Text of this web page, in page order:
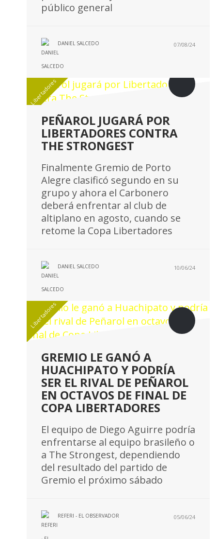
público general
DANIEL SALCEDO 07/08/24
Libertadores
PEÑAROL JUGARÁ POR
LIBERTADORES CONTRA
THE STRONGEST
Finalmente Gremio de Porto
Alegre clasificó segundo en su
grupo y ahora el Carbonero
deberá enfrentar al club de
altiplano en agosto, cuando se
retome la Copa Libertadores
DANIEL SALCEDO 10/06/24
Libertadores
GREMIO LE GANÓ A
HUACHIPATO Y PODRÍA
SER EL RIVAL DE PEÑAROL
EN OCTAVOS DE FINAL DE
COPA LIBERTADORES
El equipo de Diego Aguirre podría
enfrentarse al equipo brasileño o
a The Strongest, dependiendo
del resultado del partido de
Gremio el próximo sábado
REFERI - EL OBSERVADOR 05/06/24